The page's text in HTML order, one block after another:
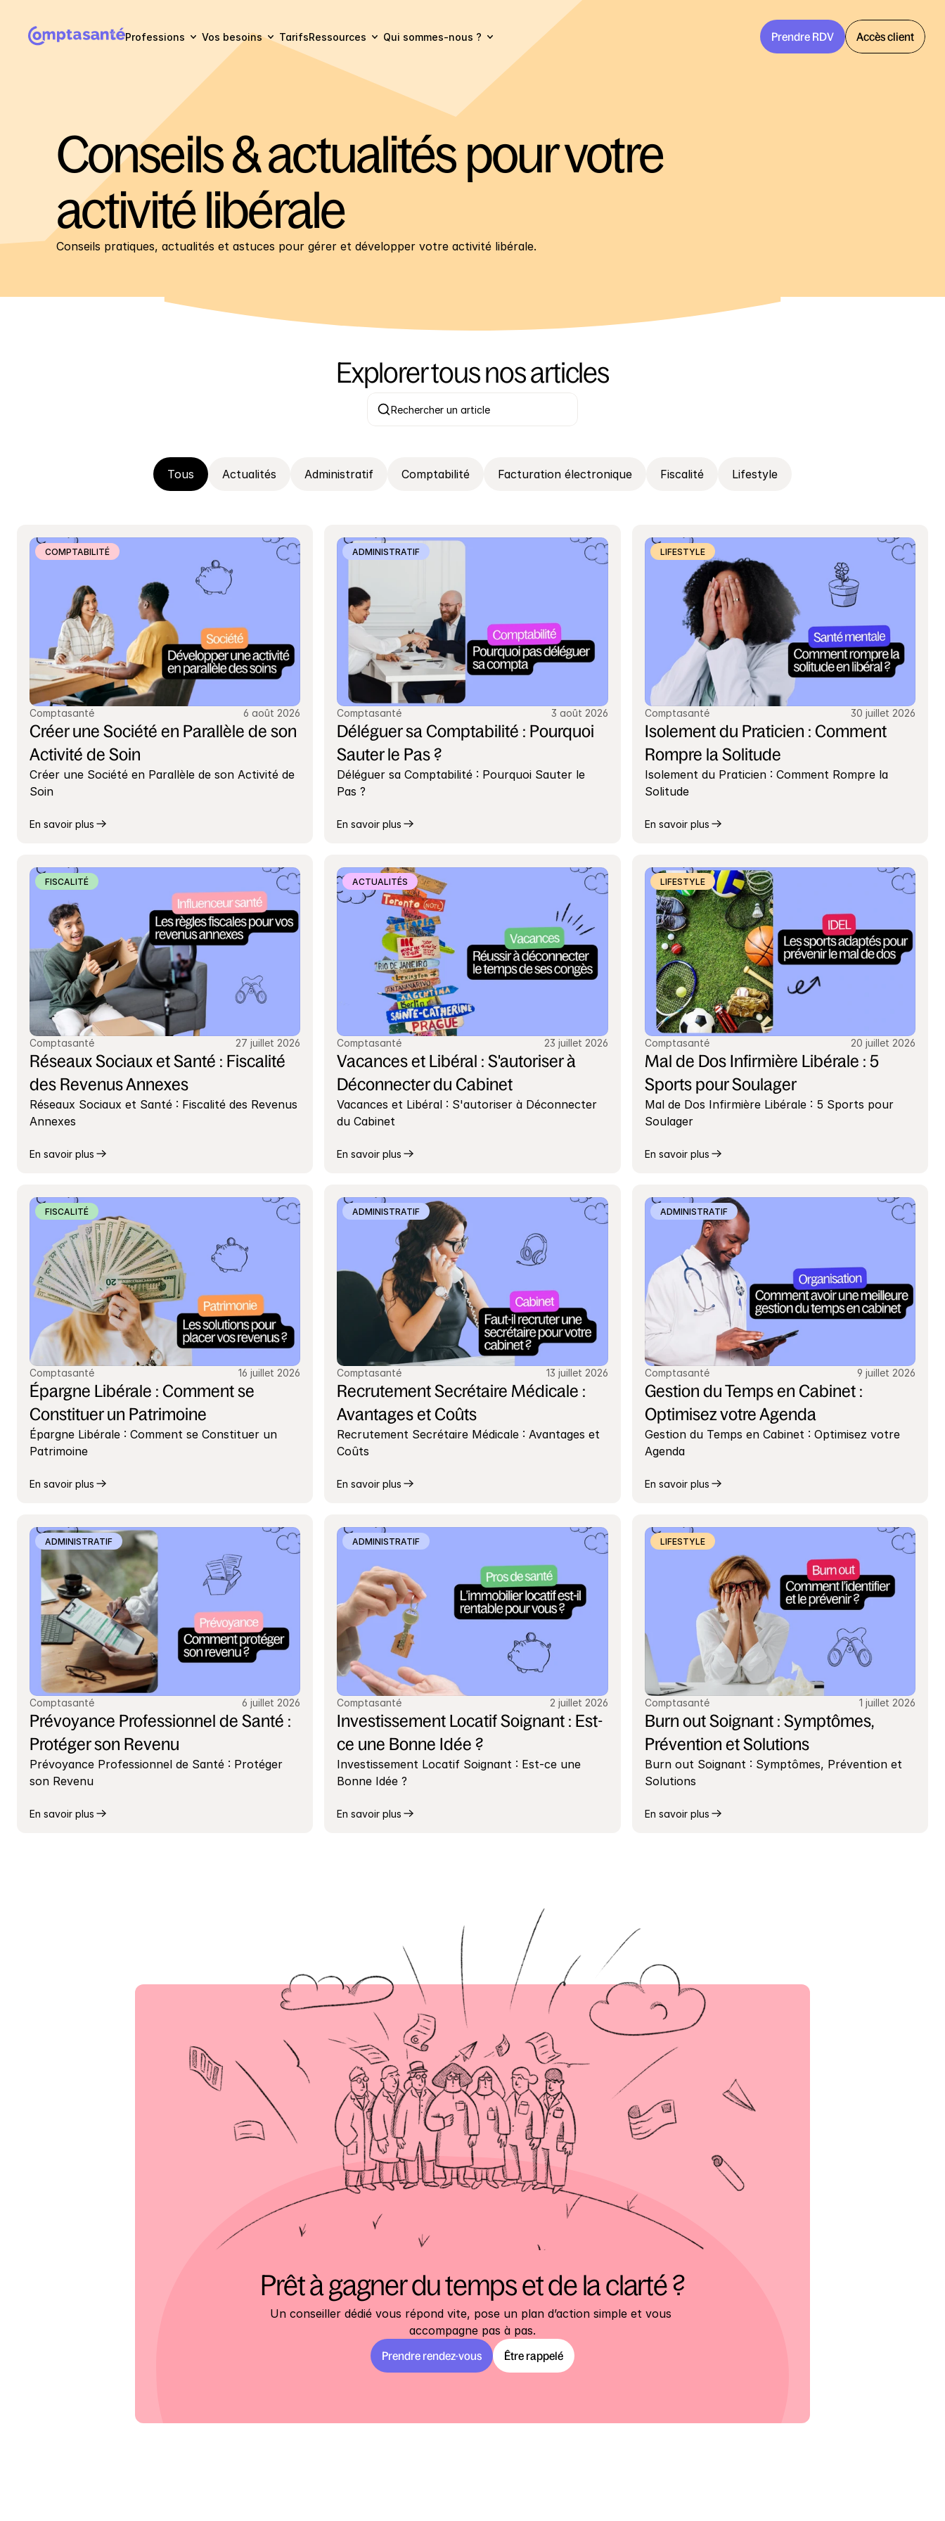
Professions Vos besoins TarifsRessources Qui sommes-nous ? Prendre RDV Accès client
Conseils & actualités pour votre
activité libérale
Conseils pratiques, actualités et astuces pour gérer et développer votre activité libérale.
Explorer tous nos articles
Rechercher un article
Tous Actualités Administratif Comptabilité Facturation électronique Fiscalité Lifestyle
COMPTABILITÉ
Comptasanté 6 août 2026
Créer une Société en Parallèle de son
Activité de Soin
Créer une Société en Parallèle de son Activité de
Soin
En savoir plus
ADMINISTRATIF
Comptasanté 3 août 2026
Déléguer sa Comptabilité : Pourquoi
Sauter le Pas ?
Déléguer sa Comptabilité : Pourquoi Sauter le
Pas ?
En savoir plus
LIFESTYLE
Comptasanté 30 juillet 2026
Isolement du Praticien : Comment
Rompre la Solitude
Isolement du Praticien : Comment Rompre la
Solitude
En savoir plus
FISCALITÉ
Comptasanté 27 juillet 2026
Réseaux Sociaux et Santé : Fiscalité
des Revenus Annexes
Réseaux Sociaux et Santé : Fiscalité des Revenus
Annexes
En savoir plus
ACTUALITÉS
Comptasanté 23 juillet 2026
Vacances et Libéral : S'autoriser à
Déconnecter du Cabinet
Vacances et Libéral : S'autoriser à Déconnecter
du Cabinet
En savoir plus
LIFESTYLE
Comptasanté 20 juillet 2026
Mal de Dos Infirmière Libérale : 5
Sports pour Soulager
Mal de Dos Infirmière Libérale : 5 Sports pour
Soulager
En savoir plus
FISCALITÉ
Comptasanté 16 juillet 2026
Épargne Libérale : Comment se
Constituer un Patrimoine
Épargne Libérale : Comment se Constituer un
Patrimoine
En savoir plus
ADMINISTRATIF
Comptasanté 13 juillet 2026
Recrutement Secrétaire Médicale :
Avantages et Coûts
Recrutement Secrétaire Médicale : Avantages et
Coûts
En savoir plus
ADMINISTRATIF
Comptasanté 9 juillet 2026
Gestion du Temps en Cabinet :
Optimisez votre Agenda
Gestion du Temps en Cabinet : Optimisez votre
Agenda
En savoir plus
ADMINISTRATIF
Comptasanté 6 juillet 2026
Prévoyance Professionnel de Santé :
Protéger son Revenu
Prévoyance Professionnel de Santé : Protéger
son Revenu
En savoir plus
ADMINISTRATIF
Comptasanté 2 juillet 2026
Investissement Locatif Soignant : Est-
ce une Bonne Idée ?
Investissement Locatif Soignant : Est-ce une
Bonne Idée ?
En savoir plus
LIFESTYLE
Comptasanté 1 juillet 2026
Burn out Soignant : Symptômes,
Prévention et Solutions
Burn out Soignant : Symptômes, Prévention et
Solutions
En savoir plus
Prêt à gagner du temps et de la clarté ?
Un conseiller dédié vous répond vite, pose un plan d’action simple et vous
accompagne pas à pas.
Prendre rendez-vous Être rappelé